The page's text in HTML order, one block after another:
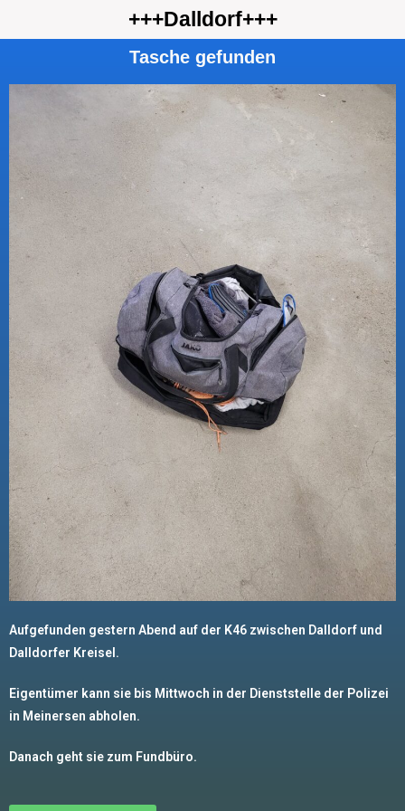
+++Dalldorf+++
Tasche gefunden
Aufgefunden gestern Abend auf der K46 zwischen Dalldorf und
Dalldorfer Kreisel.
Eigentümer kann sie bis Mittwoch in der Dienststelle der Polizei
in Meinersen abholen.
Danach geht sie zum Fundbüro.